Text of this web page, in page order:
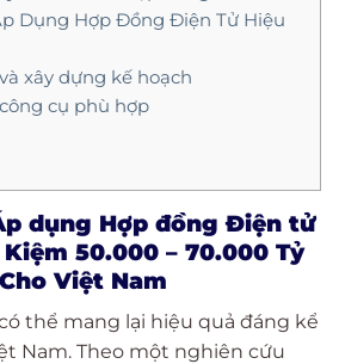
Dụng Hợp Đồng Điện Tử Hiệu
xây dựng kế hoạch
cụ phù hợp
dụng Hợp đồng Điện tử
50.000 – 70.000 Tỷ
Việt Nam
thể mang lại hiệu quả đáng kể
Nam. Theo một nghiên cứu